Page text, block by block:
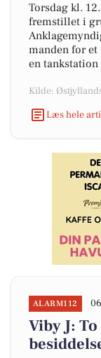
Torsdag kl.
fremstillet i
manden for et
en tankstation
Kilde:
Læs hele
ALARM112
Viby J: